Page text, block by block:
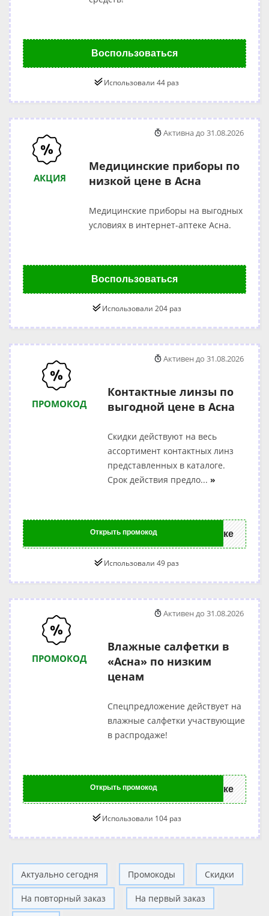
Воспользоваться
Использовали 44 раз
АКЦИЯ
Медицинские приборы по
низкой цене в Асна
Медицинские приборы на выгодных
условиях в интернет-аптеке Асна.
Активна до 31.08.2026
Воспользоваться
Использовали 204 раз
ПРОМОКОД
Контактные линзы по
выгодной цене в Асна
Скидки действуют на весь
ассортимент контактных линз
представленных в каталоге.
Срок действия предло... »
Активен до 31.08.2026
Открыть промокод ке
Использовали 49 раз
ПРОМОКОД
Влажные салфетки в
«Асна» по низким
ценам
Спецпредложение действует на
влажные салфетки участвующие
в распродаже!
Активен до 31.08.2026
Открыть промокод ке
Использовали 104 раз
Актуально сегодня Промокоды Скидки
На повторный заказ На первый заказ